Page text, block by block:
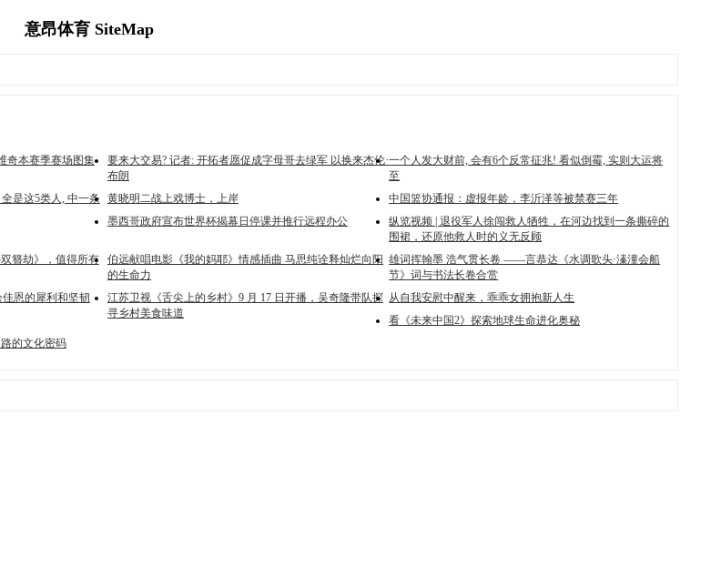
意昂体育 SiteMap
奇本赛季赛场图集
要来大交易? 记者: 开拓者愿促成字母哥去绿军 以换来杰伦·
布朗
一个人发大财前, 会有6个反常征兆! 看似倒霉, 实则大运将
至
是这5类人, 中一条
黄晓明二战上戏博士，上岸
中国篮协通报：虚报年龄，李沂泽等被禁赛三年
墨西哥政府宣布世界杯揭幕日停课并推行远程办公
纵览视频 | 退役军人徐闯救人牺牲，在河边找到一条撕碎的
围裙，还原他救人时的义无反顾
簪劫》，值得所有
伯远献唱电影《我的妈耶》情感插曲 马思纯诠释灿烂向阳
的生命力
雄词挥翰墨 浩气贯长卷 ——言恭达《水调歌头·溱潼会船
节》词与书法长卷合赏
恩的犀利和坚韧
江苏卫视《舌尖上的乡村》9 月 17 日开播，吴奇隆带队探
寻乡村美食味道
从自我安慰中醒来，乖乖女拥抱新人生
看《未来中国2》探索地球生命进化奥秘
的文化密码